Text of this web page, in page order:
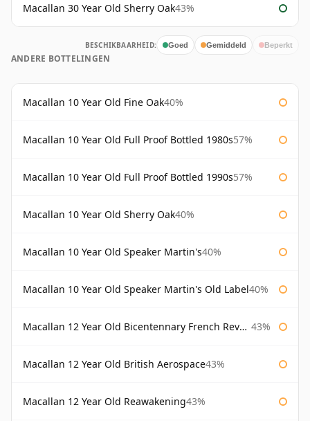
Macallan 30 Year Old Sherry Oak43%
BESCHIKBAARHEID: Goed Gemiddeld Beperkt
ANDERE BOTTELINGEN
Macallan 10 Year Old Fine Oak40%
Macallan 10 Year Old Full Proof Bottled 1980s57%
Macallan 10 Year Old Full Proof Bottled 1990s57%
Macallan 10 Year Old Sherry Oak40%
Macallan 10 Year Old Speaker Martin's40%
Macallan 10 Year Old Speaker Martin's Old Label40%
Macallan 12 Year Old Bicentennary French Revolution 43%
Macallan 12 Year Old British Aerospace43%
Macallan 12 Year Old Reawakening43%